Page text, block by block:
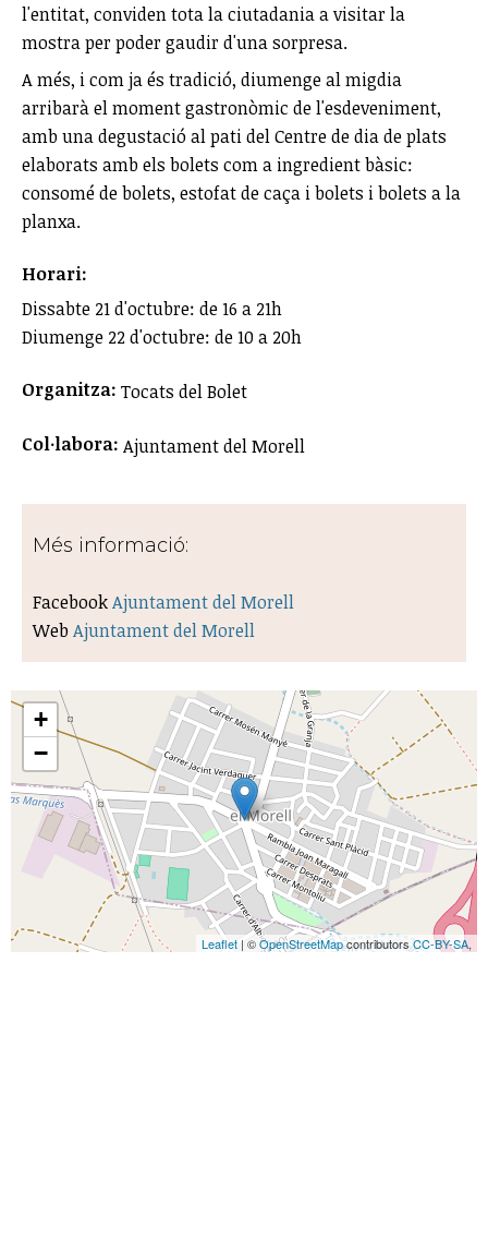
l'entitat, conviden tota la ciutadania a visitar la
mostra per poder gaudir d'una sorpresa.
A més, i com ja és tradició, diumenge al migdia
arribarà el moment gastronòmic de l'esdeveniment,
amb una degustació al pati del Centre de dia de plats
elaborats amb els bolets com a ingredient bàsic:
consomé de bolets, estofat de caça i bolets i bolets a la
planxa.
Horari:
Dissabte 21 d'octubre: de 16 a 21h
Diumenge 22 d'octubre: de 10 a 20h
Organitza: Tocats del Bolet
Col·labora: Ajuntament del Morell
Més informació:
FacebookAjuntament del Morell
Web Ajuntament del Morell
+
−
Leaflet | ©OpenStreetMapcontributorsCC-BY-SA,